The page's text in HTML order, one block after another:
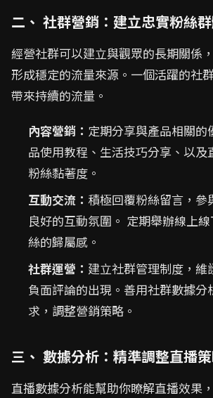
二、 社群營銷：建立忠實粉絲
經營社群可以建立與觀眾的長期關係
形成穩定的流量來源。一個活躍的社
帶來持續的流量。
內容營銷： 定期分享與產品相關的
品使用教程、生活技巧分享、以及
粉絲黏著度。
互動交流： 積極回覆粉絲留言，參
良好的互動氛圍。 定期舉辦線上
絲的歸屬感。
社群運營： 建立社群管理制度，維
負面評論的出現。善用社群數據分
求，調整營銷策略。
三、 數據分析：精準調整直播
直播數據分析能幫助你瞭解直播效果